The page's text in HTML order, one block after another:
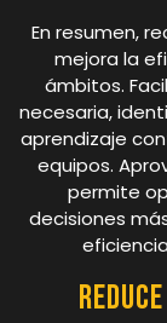
En resumen,
mejora la
ámbitos.
necesaria,
aprendizaje
equipos.
permite
decisiones